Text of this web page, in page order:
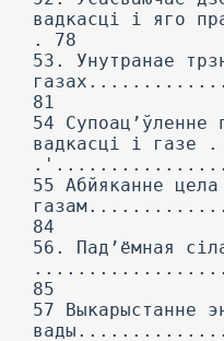
вадкасці і яго
. 78
53. Унутранае
81
54 Супоац’ўленне
вадкасці і газе
55 Абйяканне
84
56. Пад’ёмная
85
57 Выкарыстанне